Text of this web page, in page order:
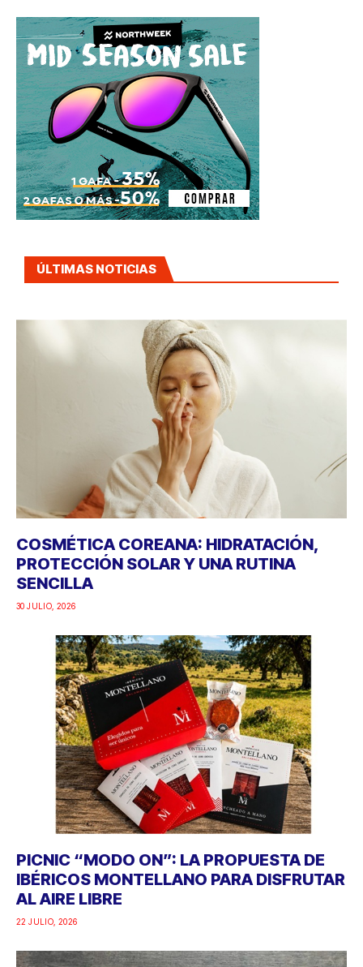
ÚLTIMAS NOTICIAS
COSMÉTICA COREANA: HIDRATACIÓN,
PROTECCIÓN SOLAR Y UNA RUTINA
SENCILLA
30 JULIO, 2026
PICNIC “MODO ON”: LA PROPUESTA DE
IBÉRICOS MONTELLANO PARA DISFRUTAR
AL AIRE LIBRE
22 JULIO, 2026